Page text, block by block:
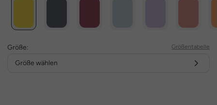
Größe: Größentabelle
Größe wählen